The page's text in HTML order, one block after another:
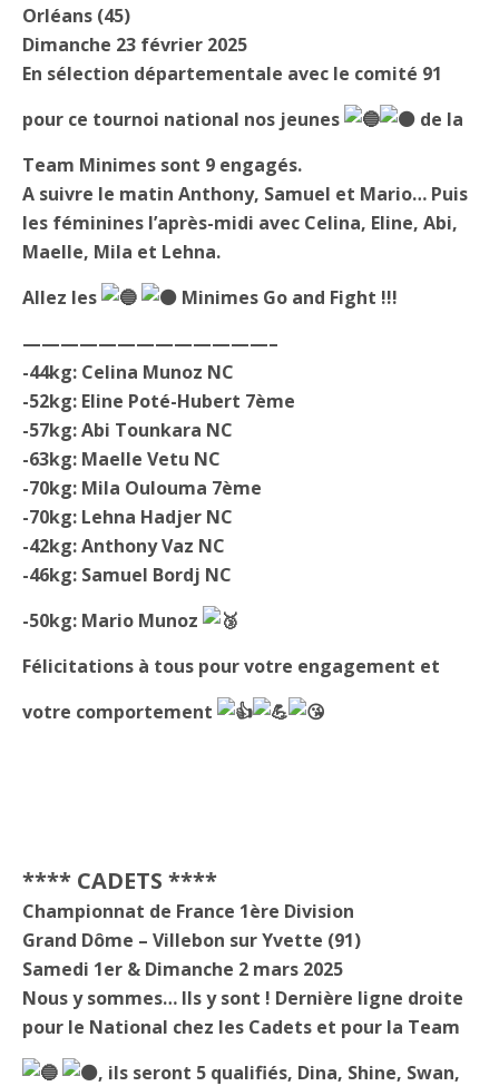
Orléans (45)
Dimanche 23 février 2025
En sélection départementale avec le comité 91
pour ce tournoi national nos jeunes
de la
Team Minimes sont 9 engagés.
A suivre le matin Anthony, Samuel et Mario… Puis
les féminines l’après-midi avec Celina, Eline, Abi,
Maelle, Mila et Lehna.
Allez les
Minimes Go and Fight !!!
—————————————–
-44kg: Celina Munoz NC
-52kg: Eline Poté-Hubert 7ème
-57kg: Abi Tounkara NC
-63kg: Maelle Vetu NC
-70kg: Mila Oulouma 7ème
-70kg: Lehna Hadjer NC
-42kg: Anthony Vaz NC
-46kg: Samuel Bordj NC
-50kg: Mario Munoz
Félicitations à tous pour votre engagement et
votre comportement
**** CADETS ****
Championnat de France 1ère Division
Grand Dôme – Villebon sur Yvette (91)
Samedi 1er & Dimanche 2 mars 2025
Nous y sommes… Ils y sont ! Dernière ligne droite
pour le National chez les Cadets et pour la Team
, ils seront 5 qualifiés, Dina, Shine, Swan,